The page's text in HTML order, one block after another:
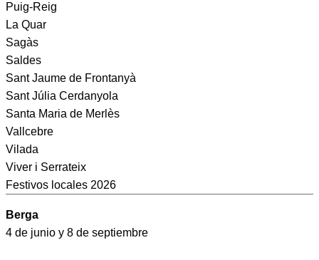
Puig-Reig
La Quar
Sagàs
Saldes
Sant Jaume de Frontanyà
Sant Júlia Cerdanyola
Santa Maria de Merlès
Vallcebre
Vilada
Viver i Serrateix
Festivos locales 2026
Berga
4 de junio y 8 de septiembre